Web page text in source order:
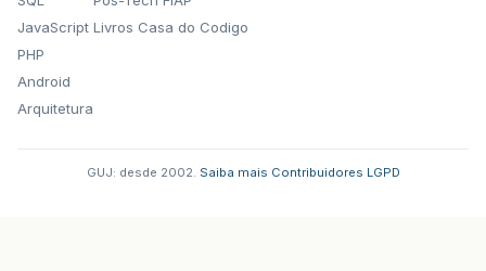
JavaScript
PHP
Android
Arquitetura
Livros Casa do Codigo
GUJ: desde 2002. Saiba mais Contribuidores LGPD